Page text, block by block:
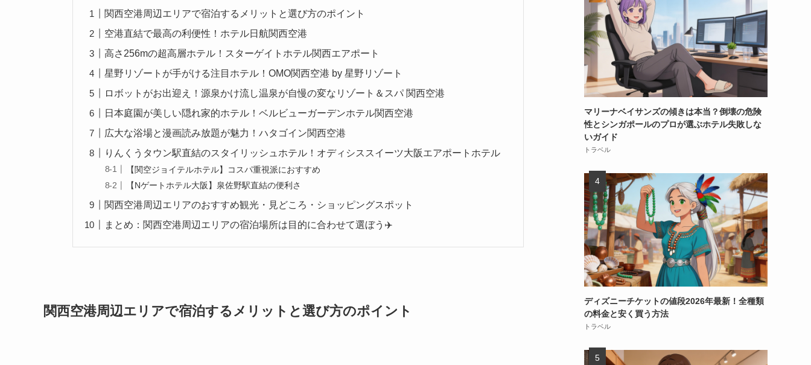
関西空港周辺エリアで宿泊するメリットと選び方のポイント
空港直結で最高の利便性！ホテル日航関西空港
高さ256mの超高層ホテル！スターゲイトホテル関西エアポート
星野リゾートが手がける注目ホテル！OMO関西空港 by 星野リゾート
ロボットがお出迎え！源泉かけ流し温泉が自慢の変なリゾート＆スパ 関西空港
日本庭園が美しい隠れ家的ホテル！ベルビューガーデンホテル関西空港
広大な浴場と漫画読み放題が魅力！ハタゴイン関西空港
りんくうタウン駅直結のスタイリッシュホテル！オディシススイーツ大阪エアポートホテル
【関空ジョイテルホテル】コスパ重視派におすすめ
【Nゲートホテル大阪】泉佐野駅直結の便利さ
関西空港周辺エリアのおすすめ観光・見どころ・ショッピングスポット
まとめ：関西空港周辺エリアの宿泊場所は目的に合わせて選ぼう✈️
関西空港周辺エリアで宿泊するメリットと選び方のポイント
マリーナベイサンズの傾きは本当？倒壊の危険
性とシンガポールのプロが選ぶホテル失敗しな
いガイド
トラベル
ディズニーチケットの値段2026年最新！全種類
の料金と安く買う方法
トラベル